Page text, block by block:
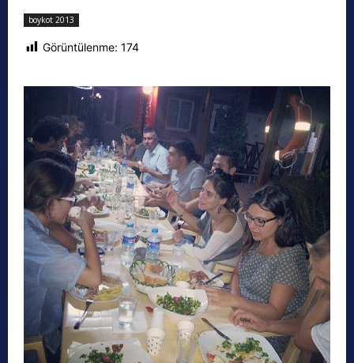
boykot 2013
Görüntülenme: 174